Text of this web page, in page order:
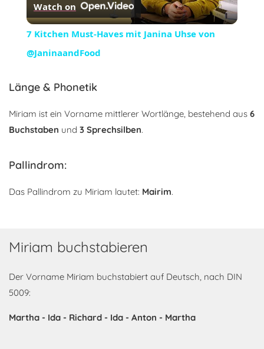
Video
Watch on
7 Kitchen Must-Haves mit Janina Uhse von
@JaninaandFood
Länge & Phonetik
Miriam ist ein Vorname mittlerer Wortlänge, bestehend aus 6
Buchstaben und 3 Sprechsilben.
Pallindrom:
Das Pallindrom zu Miriam lautet: Mairim.
Miriam buchstabieren
Der Vorname Miriam buchstabiert auf Deutsch, nach DIN
5009:
Martha - Ida - Richard - Ida - Anton - Martha